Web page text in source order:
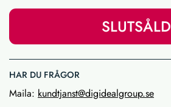
SLUTSÅLD
HAR DU FRÅGOR
Maila: kundtjanst@digidealgroup.se